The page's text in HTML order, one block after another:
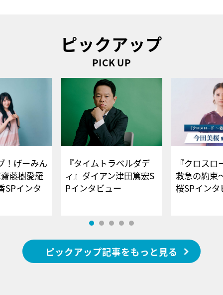
ピックアップ
PICK UP
！げーみん
藤樹愛羅
SPインタ
『タイムトラベルダデ
ィ』ダイアン津田篤宏S
Pインタビュー
『クロス
救急の約束
桜SPイ
ピックアップ記事をもっと見る